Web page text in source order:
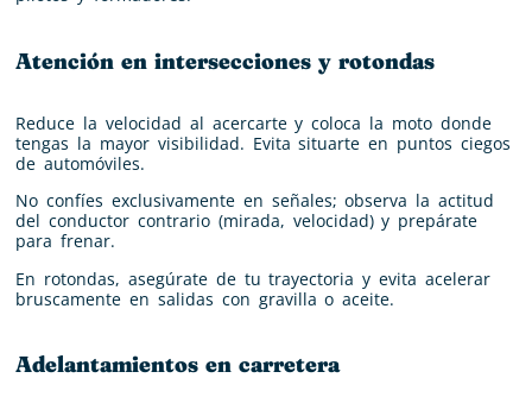
Atención en intersecciones y rotondas
Reduce la velocidad al acercarte y coloca la moto donde
tengas la mayor visibilidad. Evita situarte en puntos ciegos
de automóviles.
No confíes exclusivamente en señales; observa la actitud
del conductor contrario (mirada, velocidad) y prepárate
para frenar.
En rotondas, asegúrate de tu trayectoria y evita acelerar
bruscamente en salidas con gravilla o aceite.
Adelantamientos en carretera